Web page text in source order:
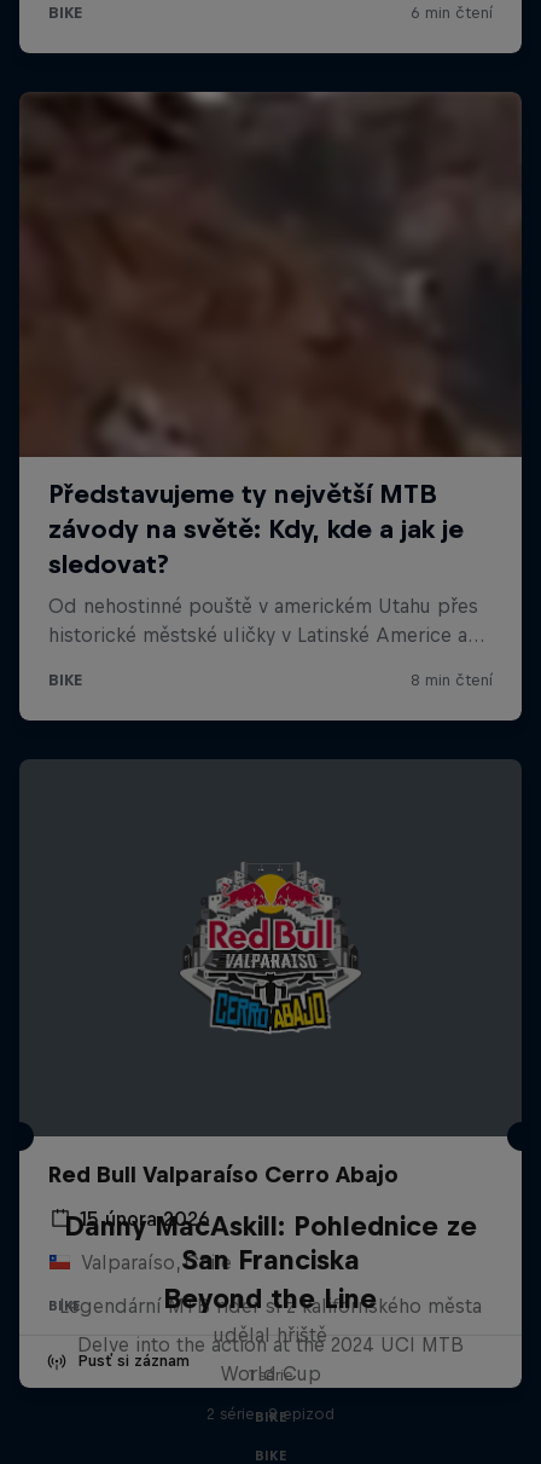
Red Bull Valparaíso Cerro Abajo
15 února 2026
Valparaíso, Chile
BIKE
Pusť si záznam
Danny MacAskill: Pohlednice ze
San Franciska
Legendární MTB rider si z kalifornského města
udělal hřiště
1 série
BIKE
Beyond the Line
Delve into the action at the 2024 UCI MTB
World Cup
2 série · 8 epizod
BIKE